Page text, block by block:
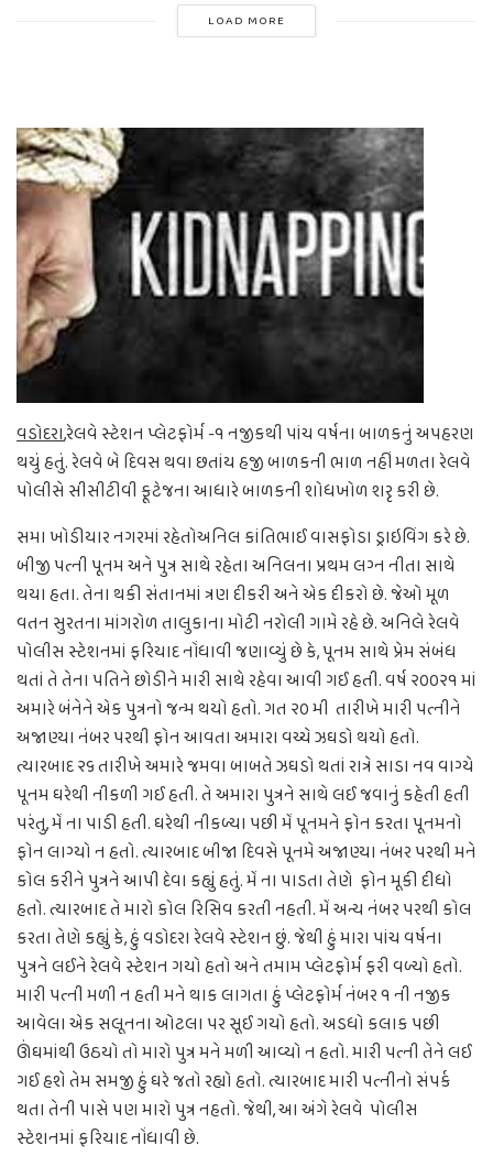
LOAD MORE
વડોદરા,રેલવે સ્ટેશન પ્લેટફોર્મ -૧ નજીકથી પાંચ વર્ષના બાળકનું અપહરણ
થયું હતું. રેલવે બે દિવસ થવા છતાંય હજી બાળકની ભાળ નહીં મળતા રેલવે
પોલીસે સીસીટીવી ફૂટેજના આધારે બાળકની શોધખોળ શરૃ કરી છે.
સમા ખોડીયાર નગરમાં રહેતોઅનિલ કાંતિભાઈ વાસફોડા ડ્રાઇવિંગ કરે છે.
બીજી પત્ની પૂનમ અને પુત્ર સાથે રહેતા અનિલના પ્રથમ લગ્ન નીતા સાથે
થયા હતા. તેના થકી સંતાનમાં ત્રણ દીકરી અને એક દીકરો છે. જેઓ મૂળ
વતન સુરતના માંગરોળ તાલુકાના મોટી નરોલી ગામે રહે છે. અનિલે રેલવે
પોલીસ સ્ટેશનમાં ફરિયાદ નોંધાવી જણાવ્યું છે કે, પૂનમ સાથે પ્રેમ સંબંધ
થતાં તે તેના પતિને છોડીને મારી સાથે રહેવા આવી ગઈ હતી. વર્ષ ૨૦૦૨૧ માં
અમારે બંનેને એક પુત્રનો જન્મ થયો હતો. ગત ૨૦ મી તારીખે મારી પત્નીને
અજાણ્યા નંબર પરથી ફોન આવતા અમારા વચ્ચે ઝઘડો થયો હતો.
ત્યારબાદ ૨૬ તારીખે અમારે જમવા બાબતે ઝઘડો થતાં રાત્રે સાડા નવ વાગ્યે
પૂનમ ઘરેથી નીકળી ગઈ હતી. તે અમારા પુત્રને સાથે લઈ જવાનું કહેતી હતી
પરંતુ, મેં ના પાડી હતી. ઘરેથી નીકળ્યા પછી મેં પૂનમને ફોન કરતા પૂનમનો
ફોન લાગ્યો ન હતો. ત્યારબાદ બીજા દિવસે પૂનમે અજાણ્યા નંબર પરથી મને
કોલ કરીને પુત્રને આપી દેવા કહ્યું હતું. મેં ના પાડતા તેણે ફોન મૂકી દીધો
હતો. ત્યારબાદ તે મારો કોલ રિસિવ કરતી નહતી. મેં અન્ય નંબર પરથી કોલ
કરતા તેણે કહ્યું કે, હું વડોદરા રેલવે સ્ટેશન છું. જેથી હું મારા પાંચ વર્ષના
પુત્રને લઈને રેલવે સ્ટેશન ગયો હતો અને તમામ પ્લેટફોર્મ ફરી વળ્યો હતો.
મારી પત્ની મળી ન હતી મને થાક લાગતા હું પ્લેટફોર્મ નંબર ૧ ની નજીક
આવેલા એક સલૂનના ઓટલા પર સૂઈ ગયો હતો. અડધો કલાક પછી
ઊંઘમાંથી ઉઠયો તો મારો પુત્ર મને મળી આવ્યો ન હતો. મારી પત્ની તેને લઈ
ગઈ હશે તેમ સમજી હું ઘરે જતો રહ્યો હતો. ત્યારબાદ મારી પત્નીનો સંપર્ક
થતા તેની પાસે પણ મારો પુત્ર નહતો. જેથી, આ અંગે રેલવે પોલીસ
સ્ટેશનમાં ફરિયાદ નોંધાવી છે.